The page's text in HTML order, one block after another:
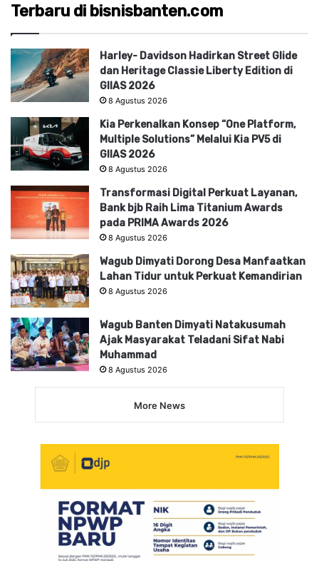
Terbaru di bisnisbanten.com
Harley- Davidson Hadirkan Street Glide
dan Heritage Classie Liberty Edition di
GIIAS 2026
8 Agustus 2026
Kia Perkenalkan Konsep “One Platform,
Multiple Solutions” Melalui Kia PV5 di
GIIAS 2026
8 Agustus 2026
Transformasi Digital Perkuat Layanan,
Bank bjb Raih Lima Titanium Awards
pada PRIMA Awards 2026
8 Agustus 2026
Wagub Dimyati Dorong Desa Manfaatkan
Lahan Tidur untuk Perkuat Kemandirian
8 Agustus 2026
Wagub Banten Dimyati Natakusumah
Ajak Masyarakat Teladani Sifat Nabi
Muhammad
8 Agustus 2026
More News